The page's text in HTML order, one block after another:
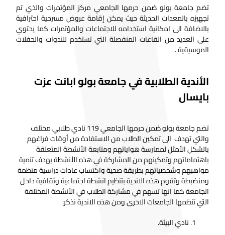
تضم جامعة بولو ضمن حرمها الجامعي مركز المؤتمرات والذي تم
تجهيزه بالمعدات الحديثة حيث يمكن إقامة عروض مسرحية احترافية
بالاضافة الى امكانية استخدامه للاجتماعات والمؤتمرات كما يحتوي
على العديد من القاعات المنفصلة التي تستخدم للندوات والحفلات
الموسيقية .
الأندية الطلابية في جامعة بولو ابانت عزت
بايسال
تضم جامعة بولو ضمن حرمها الجامعي 119 نادي طلابي مختلف
والتي تهدف الى تمكين الطلاب من الاستفادة من أوقات فراغهم
بالشكل الأمثل لممارسة هواياتهم ومتابعة الأنشطة المتعلقة
باهتماماتهم وتمكينهم من المشاركة في هذه الأنشطة بهدف تنمية
مواهبهم وشخصياتهم بطريقة صحية واكتساب عادات دراسية منظمة
ومنضبطة وتقوم هذه الاندية بتنظيم انشطة اجتماعية وثقافية داخل
الجامعة كما انها تسهم في مشاركة الطلاب في الأنشطة المختلفة
التي تنظمها الجامعات الاخرى ومن هذه الاندية نذكر:
نادي البيئة.